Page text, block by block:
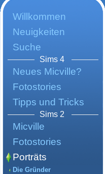
Willkommen
Neuigkeiten
Suche
Sims 4
Neues Micville?
Fotostories
Tipps und Tricks
Sims 2
Micville
Fotostories
Porträts
Die Gründer